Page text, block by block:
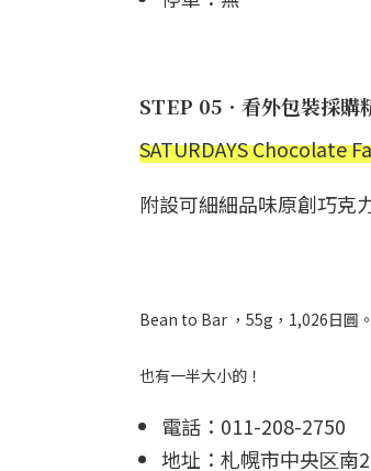
STEP 05．看外包裝採購
SATURDAYS Chocolate
附設可細細品味原創巧克
Bean to Bar ，55g，1,026日圓
也有一半大小的！
電話：011-208-2750
地址：札幌市中央区南